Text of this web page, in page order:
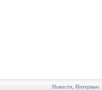
Новости Интервью